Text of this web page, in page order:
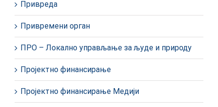
Привреда
Привремени орган
ПРО – Локално управљање за људе и природу
Пројектно финансирање
Пројектно финансирање Медији